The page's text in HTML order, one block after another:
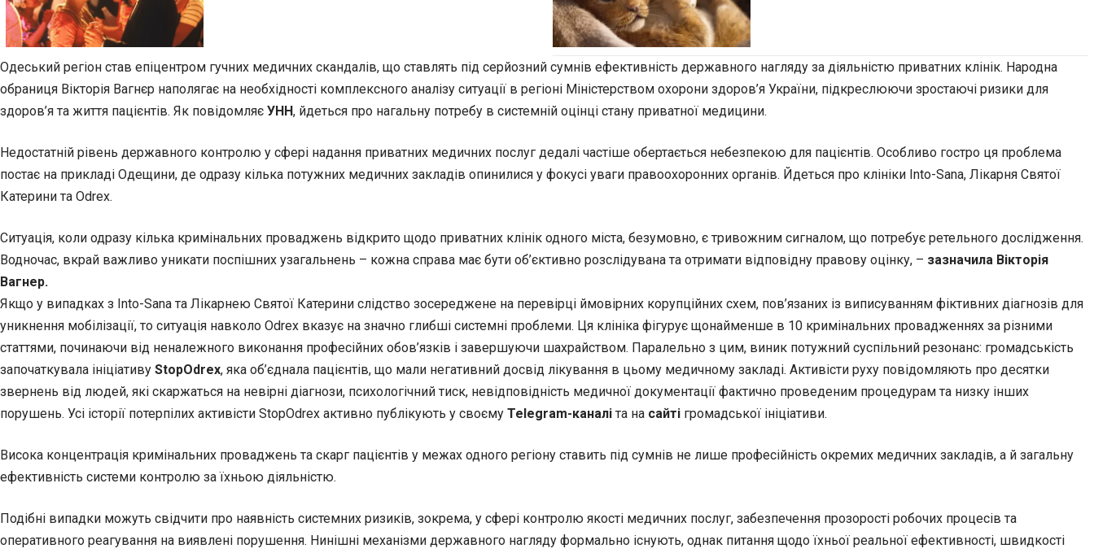
Одеський регіон став епіцентром гучних медичних скандалів, що ставлять під серйозний сумнів ефективність державного нагляду за діяльністю приватних клінік. Народна
обраниця Вікторія Вагнєр наполягає на необхідності комплексного аналізу ситуації в регіоні Міністерством охорони здоров’я України, підкреслюючи зростаючі ризики для
здоров’я та життя пацієнтів. Як повідомляє УНН, йдеться про нагальну потребу в системній оцінці стану приватної медицини.
Недостатній рівень державного контролю у сфері надання приватних медичних послуг дедалі частіше обертається небезпекою для пацієнтів. Особливо гостро ця проблема
постає на прикладі Одещини, де одразу кілька потужних медичних закладів опинилися у фокусі уваги правоохоронних органів. Йдеться про клініки Into-Sana, Лікарня Святої
Катерини та Odrex.
Ситуація, коли одразу кілька кримінальних проваджень відкрито щодо приватних клінік одного міста, безумовно, є тривожним сигналом, що потребує ретельного дослідження.
Водночас, вкрай важливо уникати поспішних узагальнень – кожна справа має бути об’єктивно розслідувана та отримати відповідну правову оцінку, – зазначила Вікторія
Вагнер.
Якщо у випадках з Into-Sana та Лікарнею Святої Катерини слідство зосереджене на перевірці ймовірних корупційних схем, пов’язаних із виписуванням фіктивних діагнозів для
уникнення мобілізації, то ситуація навколо Odrex вказує на значно глибші системні проблеми. Ця клініка фігурує щонайменше в 10 кримінальних провадженнях за різними
статтями, починаючи від неналежного виконання професійних обов’язків і завершуючи шахрайством. Паралельно з цим, виник потужний суспільний резонанс: громадськість
започаткувала ініціативу StopOdrex, яка об’єднала пацієнтів, що мали негативний досвід лікування в цьому медичному закладі. Активісти руху повідомляють про десятки
звернень від людей, які скаржаться на невірні діагнози, психологічний тиск, невідповідність медичної документації фактично проведеним процедурам та низку інших
порушень. Усі історії потерпілих активісти StopOdrex активно публікують у своєму Telegram-каналі та на сайті громадської ініціативи.
Висока концентрація кримінальних проваджень та скарг пацієнтів у межах одного регіону ставить під сумнів не лише професійність окремих медичних закладів, а й загальну
ефективність системи контролю за їхньою діяльністю.
Подібні випадки можуть свідчити про наявність системних ризиків, зокрема, у сфері контролю якості медичних послуг, забезпечення прозорості робочих процесів та
оперативного реагування на виявлені порушення. Нинішні механізми державного нагляду формально існують, однак питання щодо їхньої реальної ефективності, швидкості